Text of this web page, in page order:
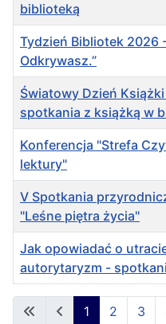
Spis artykułów
biblioteką
Tydzień Bibliotek 2026
Odkrywasz.”
Światowy Dzień
spotkania z książką w
Konferencja "Strefa
lektury"
V Spotkania
"Leśne piętra życia"
Jak opowiadać o
autorytaryzm -
1 2 3